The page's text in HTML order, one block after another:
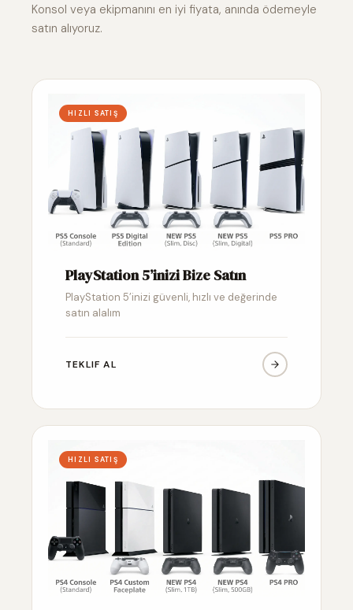
Konsol veya ekipmanını en iyi fiyata, anında ödemeyle
satın alıyoruz.
HIZLI SATIŞ
PlayStation 5’inizi Bize Satın
PlayStation 5’inizi güvenli, hızlı ve değerinde
satın alalım
TEKLIF AL
HIZLI SATIŞ